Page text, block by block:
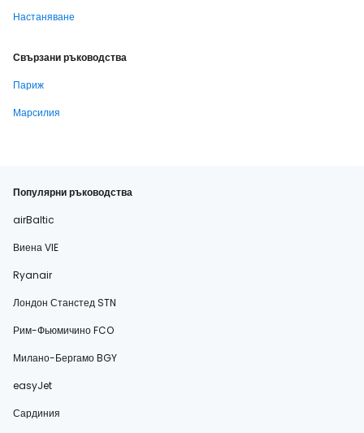
Настаняване
Свързани ръководства
Париж
Марсилия
Популярни ръководства
airBaltic
Виена VIE
Ryanair
Лондон Станстед STN
Рим-Фьюмичино FCO
Милано-Бергамо BGY
easyJet
Сардиния